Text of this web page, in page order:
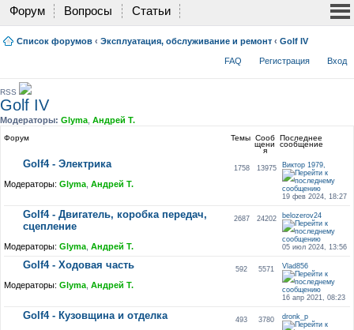
Форум Вопросы Статьи
Список форумов ‹ Эксплуатация, обслуживание и ремонт ‹ Golf IV
FAQ Регистрация Вход
RSS
Golf IV
Модераторы: Glyma Андрей Т.
Форум Темы Сооб
щени
я
Последнее
сообщение
Golf4 - Электрика
Модераторы: Glyma,Андрей Т.
1758 13975 Виктор 1979,
19 фев 2024, 18:27
Golf4 - Двигатель, коробка передач,
сцепление
Модераторы: Glyma,Андрей Т.
2687 24202 belozerov24
05 июл 2024, 13:56
Golf4 - Ходовая часть
Модераторы: Glyma,Андрей Т.
592 5571 Vlad856
16 апр 2021, 08:23
Golf4 - Кузовщина и отделка 493 3780 dronk_p